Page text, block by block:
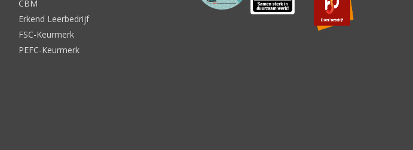
CBM
Erkend Leerbedrijf
FSC-Keurmerk
PEFC-Keurmerk